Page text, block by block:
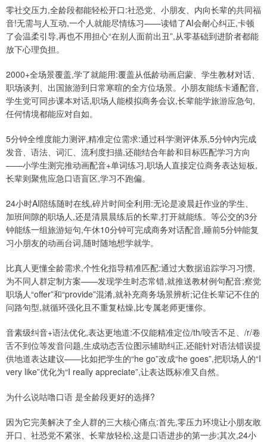
零社交压力,全龄段都能轻松开口:社恐党、小朋友、内向长辈的共同福
音!无需与人互动,一个人就能尽情练习——读错了AI会耐心纠正,卡顿
了会温柔引导,再也不用担心“在别人面前出丑”,从零基础到进阶者都能
放下心理负担。
2000+全场景覆盖,学了就能用:覆盖从低龄动画启蒙、学生教材对话、
职场谈判、出国旅游到日常寒暄的全方位场景。小朋友能练卡通配音,
学生党可同步课本对话,职场人能模拟商务会议,长辈能学旅游应急句,
任何情境都能应对自如。
5分钟全维度能力测评,精准定位需求:通过科学测评体系,5分钟内完成
发音、语法、词汇、流利度扫描,还能结合年龄和目标匹配学习方向
——小学生测完推动画配音+单词练习,职场人直接定位商务表达短板,
长辈则聚焦应急口语盲区,学习不跑偏。
24小时AI陪练随时在线,碎片时间全利用:无论是凌晨赶作业的学生、
加班间隙的职场人,还是清晨晨练后的长辈,打开就能练。等公交的3分
钟能练一组旅游短句,午休10分钟可完成商务对话配音,睡前5分钟能复
习小朋友的动画台词,随时随地想学就学。
比真人更懂全龄需求,个性化指导精准匹配:通过大数据追踪学习习惯,
为不同人群定制方案——发现学生时态常错,就推送教材例句配音;察觉
职场人“offer”和“provide”混淆,就补充商务场景辨析;记住长辈记不住的
问路句型,就循环强化且不重复枯燥,比专属老师更懂你。
音素级纠音+语法优化,表达更地道:不仅能精准定位/th/咬舌不足、/r/卷
舌不到位等发音问题,生成动态舌位图示辅助纠正,还能针对语法错误提
供地道表达建议——比如把学生的“he go”改成“he goes”,把职场人的“I
very like”优化为“I really appreciate”,让表达既标准又自然。
为什么说咕噜口语 是全龄段更好的选择?
因为它完美解决了全人群的三大核心痛点:首先,零压力环境让小朋友敢
开口、社恐党不紧张、长辈放轻松,这是口语进步的第一步;其次,24小